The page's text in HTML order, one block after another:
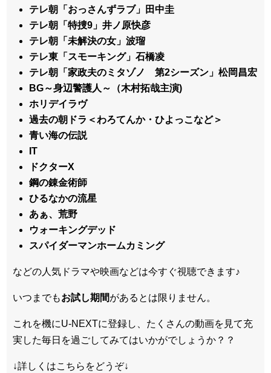
テレ朝「おっさんずラブ」田中圭
テレ朝「特捜9」井ノ原快彦
テレ朝「未解決の女」波瑠
テレ東「スモーキング」石橋凌
テレ朝「家政夫のミタゾノ 第2シーズン」松岡昌宏
BG～身辺警護人～（木村拓哉主演)
ホリデイラヴ
過去の朝ドラ＜わろてんか・ひよっこなど＞
青い海の伝説
IT
ドクターX
鋼の錬金術師
ひるなかの流星
あぁ、荒野
ウォーキングデッド
スパイダーマンホームカミング
などの人気ドラマや映画などは今すぐ視聴できます♪
いつまでもお試し期間があるとは限りません。
これを機にU-NEXTに登録し、たくさんの動画を見て充
実した毎日を過ごしてみてはいかがでしょうか？？
↓詳しくはこちらをどうぞ↓